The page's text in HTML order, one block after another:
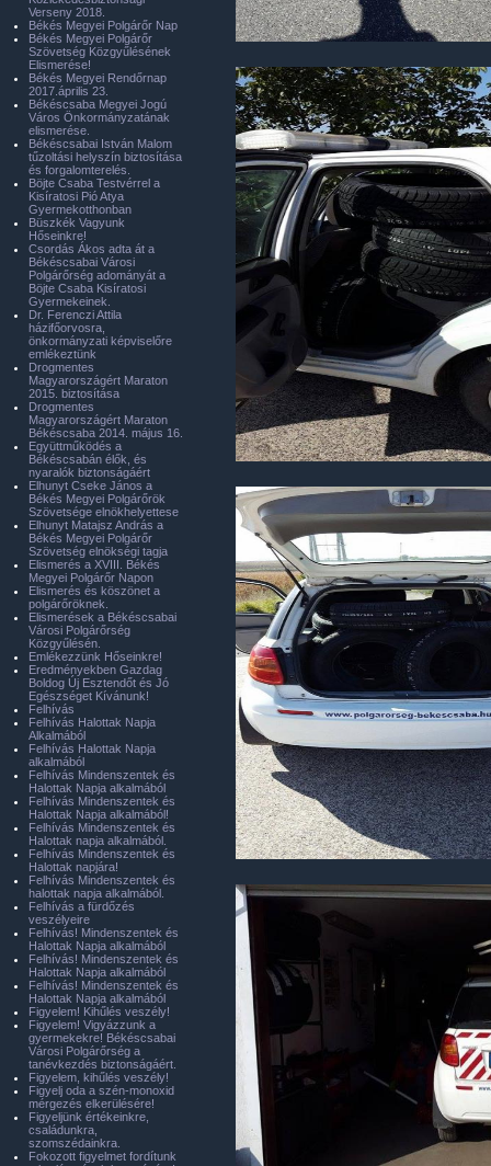
Verseny 2018.
Békés Megyei Polgárőr Nap
Békés Megyei Polgárőr
Szövetség Közgyűlésének
Elismerése!
Békés Megyei Rendőrnap
2017.április 23.
Békéscsaba Megyei Jogú
Város Önkormányzatának
elismerése.
Békéscsabai István Malom
tűzoltási helyszín biztosítása
és forgalomterelés.
Böjte Csaba Testvérrel a
Kisíratosi Pió Atya
Gyermekotthonban
Büszkék Vagyunk
Hőseinkre!
Csordás Ákos adta át a
Békéscsabai Városi
Polgárőrség adományát a
Böjte Csaba Kisíratosi
Gyermekeinek.
Dr. Ferenczi Attila
házifőorvosra,
önkormányzati képviselőre
emlékeztünk
Drogmentes
Magyarországért Maraton
2015. biztosítása
Drogmentes
Magyarországért Maraton
Békéscsaba 2014. május 16.
Együttműködés a
Békéscsabán élők, és
nyaralók biztonságáért
Elhunyt Cseke János a
Békés Megyei Polgárőrök
Szövetsége elnökhelyettese
Elhunyt Matajsz András a
Békés Megyei Polgárőr
Szövetség elnökségi tagja
Elismerés a XVIII. Békés
Megyei Polgárőr Napon
Elismerés és köszönet a
polgárőröknek.
Elismerések a Békéscsabai
Városi Polgárőrség
Közgyűlésén.
Emlékezzünk Hőseinkre!
Eredményekben Gazdag
Boldog Új Esztendőt és Jó
Egészséget Kívánunk!
Felhívás
Felhívás Halottak Napja
Alkalmából
Felhívás Halottak Napja
alkalmából
Felhívás Mindenszentek és
Halottak Napja alkalmából
Felhívás Mindenszentek és
Halottak Napja alkalmából!
Felhívás Mindenszentek és
Halottak napja alkalmából.
Felhívás Mindenszentek és
Halottak napjára!
Felhívás Mindenszentek és
halottak napja alkalmából.
Felhívás a fürdőzés
veszélyeire
Felhívás! Mindenszentek és
Halottak Napja alkalmából
Felhívás! Mindenszentek és
Halottak Napja alkalmából
Felhívás! Mindenszentek és
Halottak Napja alkalmából
Figyelem! Kihűlés veszély!
Figyelem! Vigyázzunk a
gyermekekre! Békéscsabai
Városi Polgárőrség a
tanévkezdés biztonságáért.
Figyelem, kihűlés veszély!
Figyelj oda a szén-monoxid
mérgezés elkerülésére!
Figyeljünk értékeinkre,
családunkra,
szomszédainkra.
Fokozott figyelmet fordítunk